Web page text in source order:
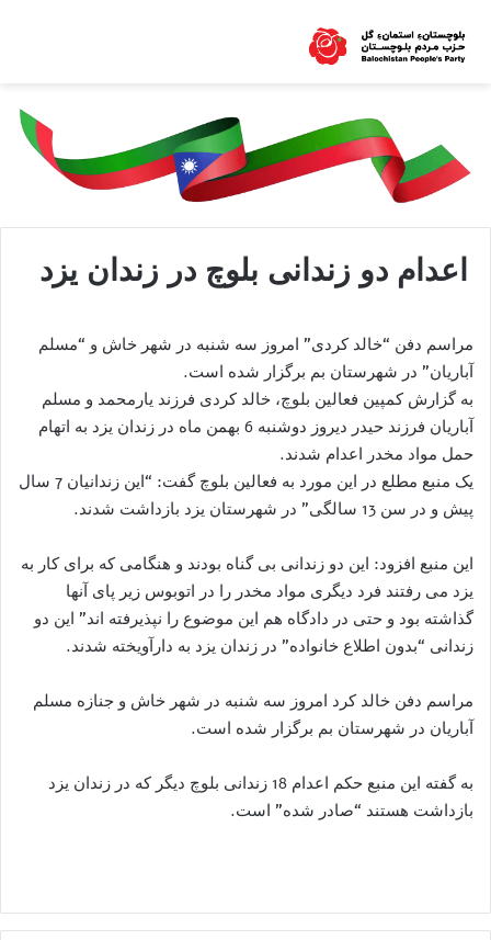
اعدام دو زندانی بلوچ در زندان یزد
مراسم دفن “خالد کردی” امروز سه شنبه در شهر خاش و “مسلم
آباریان” در شهرستان بم برگزار شده است.
به گزارش کمپین فعالین بلوچ، خالد کردی فرزند یارمحمد و مسلم
آباریان فرزند حیدر دیروز دوشنبه 6 بهمن ماه در زندان یزد به اتهام
حمل مواد مخدر اعدام شدند.
یک منبع مطلع در این مورد به فعالین بلوچ گفت: “این زندانیان 7 سال
پیش و در سن 13 سالگی” در شهرستان یزد بازداشت شدند.
این منبع افزود: این دو زندانی بی گناه بودند و هنگامی که برای کار به
یزد می رفتند فرد دیگری مواد مخدر را در اتوبوس زیر پای آنها
گذاشته بود و حتی در دادگاه هم این موضوع را نپذیرفته اند” این دو
زندانی “بدون اطلاع خانواده” در زندان یزد به دارآویخته شدند.
مراسم دفن خالد کرد امروز سه شنبه در شهر خاش و جنازه مسلم
آباریان در شهرستان بم برگزار شده است.
به گفته این منبع حکم اعدام 18 زندانی بلوچ دیگر که در زندان یزد
بازداشت هستند “صادر شده” است.